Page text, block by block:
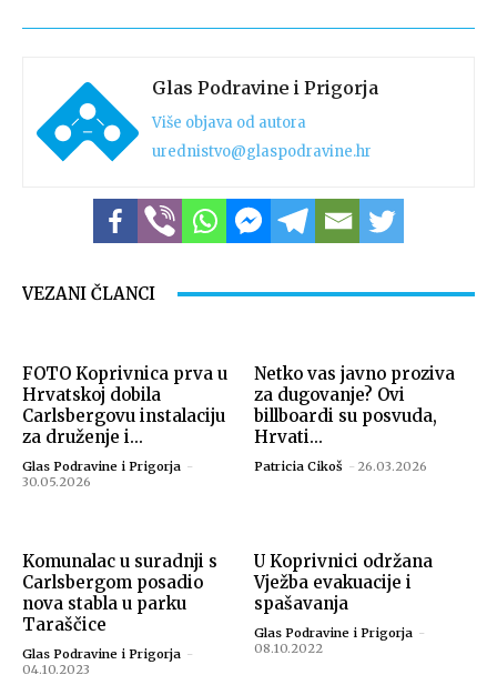
Glas Podravine i Prigorja
Više objava od autora
urednistvo@glaspodravine.hr
VEZANI ČLANCI
FOTO Koprivnica prva u
Hrvatskoj dobila
Carlsbergovu instalaciju
za druženje i...
Glas Podravine i Prigorja -
30.05.2026
Netko vas javno proziva
za dugovanje? Ovi
billboardi su posvuda,
Hrvati...
Patricia Cikoš - 26.03.2026
Komunalac u suradnji s
Carlsbergom posadio
nova stabla u parku
Taraščice
Glas Podravine i Prigorja -
04.10.2023
U Koprivnici održana
Vježba evakuacije i
spašavanja
Glas Podravine i Prigorja -
08.10.2022